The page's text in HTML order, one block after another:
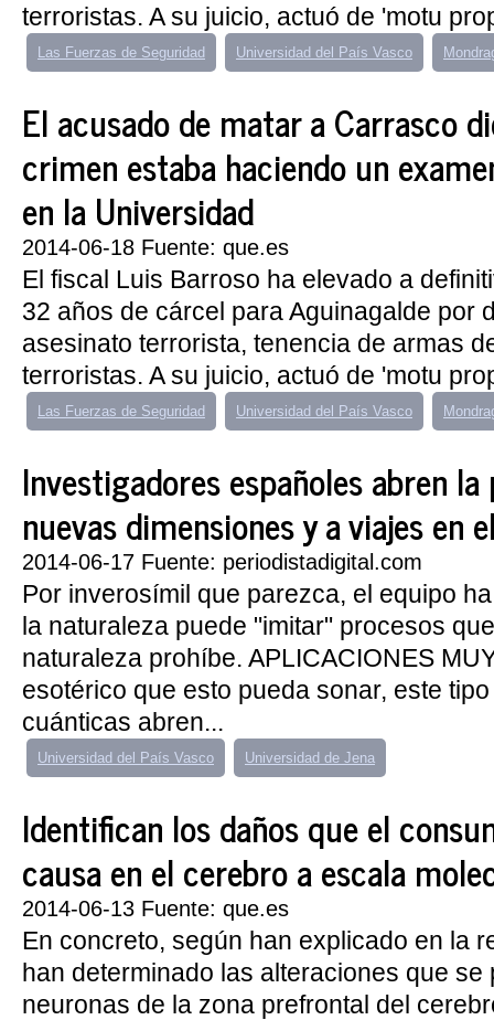
terroristas. A su juicio, actuó de 'motu
Las Fuerzas de Seguridad Universidad del País Vasco
El acusado de matar a Carrasco
crimen estaba haciendo un
en la Universidad
2014-06-18 Fuente: que.es
El fiscal Luis Barroso ha elevado a
32 años de cárcel para Aguinagalde por
asesinato terrorista, tenencia de armas
terroristas. A su juicio, actuó de 'motu
Las Fuerzas de Seguridad Universidad del País Vasco
Investigadores españoles abren
nuevas dimensiones y a viajes en
2014-06-17 Fuente: periodistadigital.com
Por inverosímil que parezca, el equipo
la naturaleza puede "imitar" procesos
naturaleza prohíbe. APLICACIONES
esotérico que esto pueda sonar, este
cuánticas abren...
Universidad del País Vasco Universidad de Jena
Identifican los daños que el
causa en el cerebro a escala
2014-06-13 Fuente: que.es
En concreto, según han explicado en la
han determinado las alteraciones que se
neuronas de la zona prefrontal del